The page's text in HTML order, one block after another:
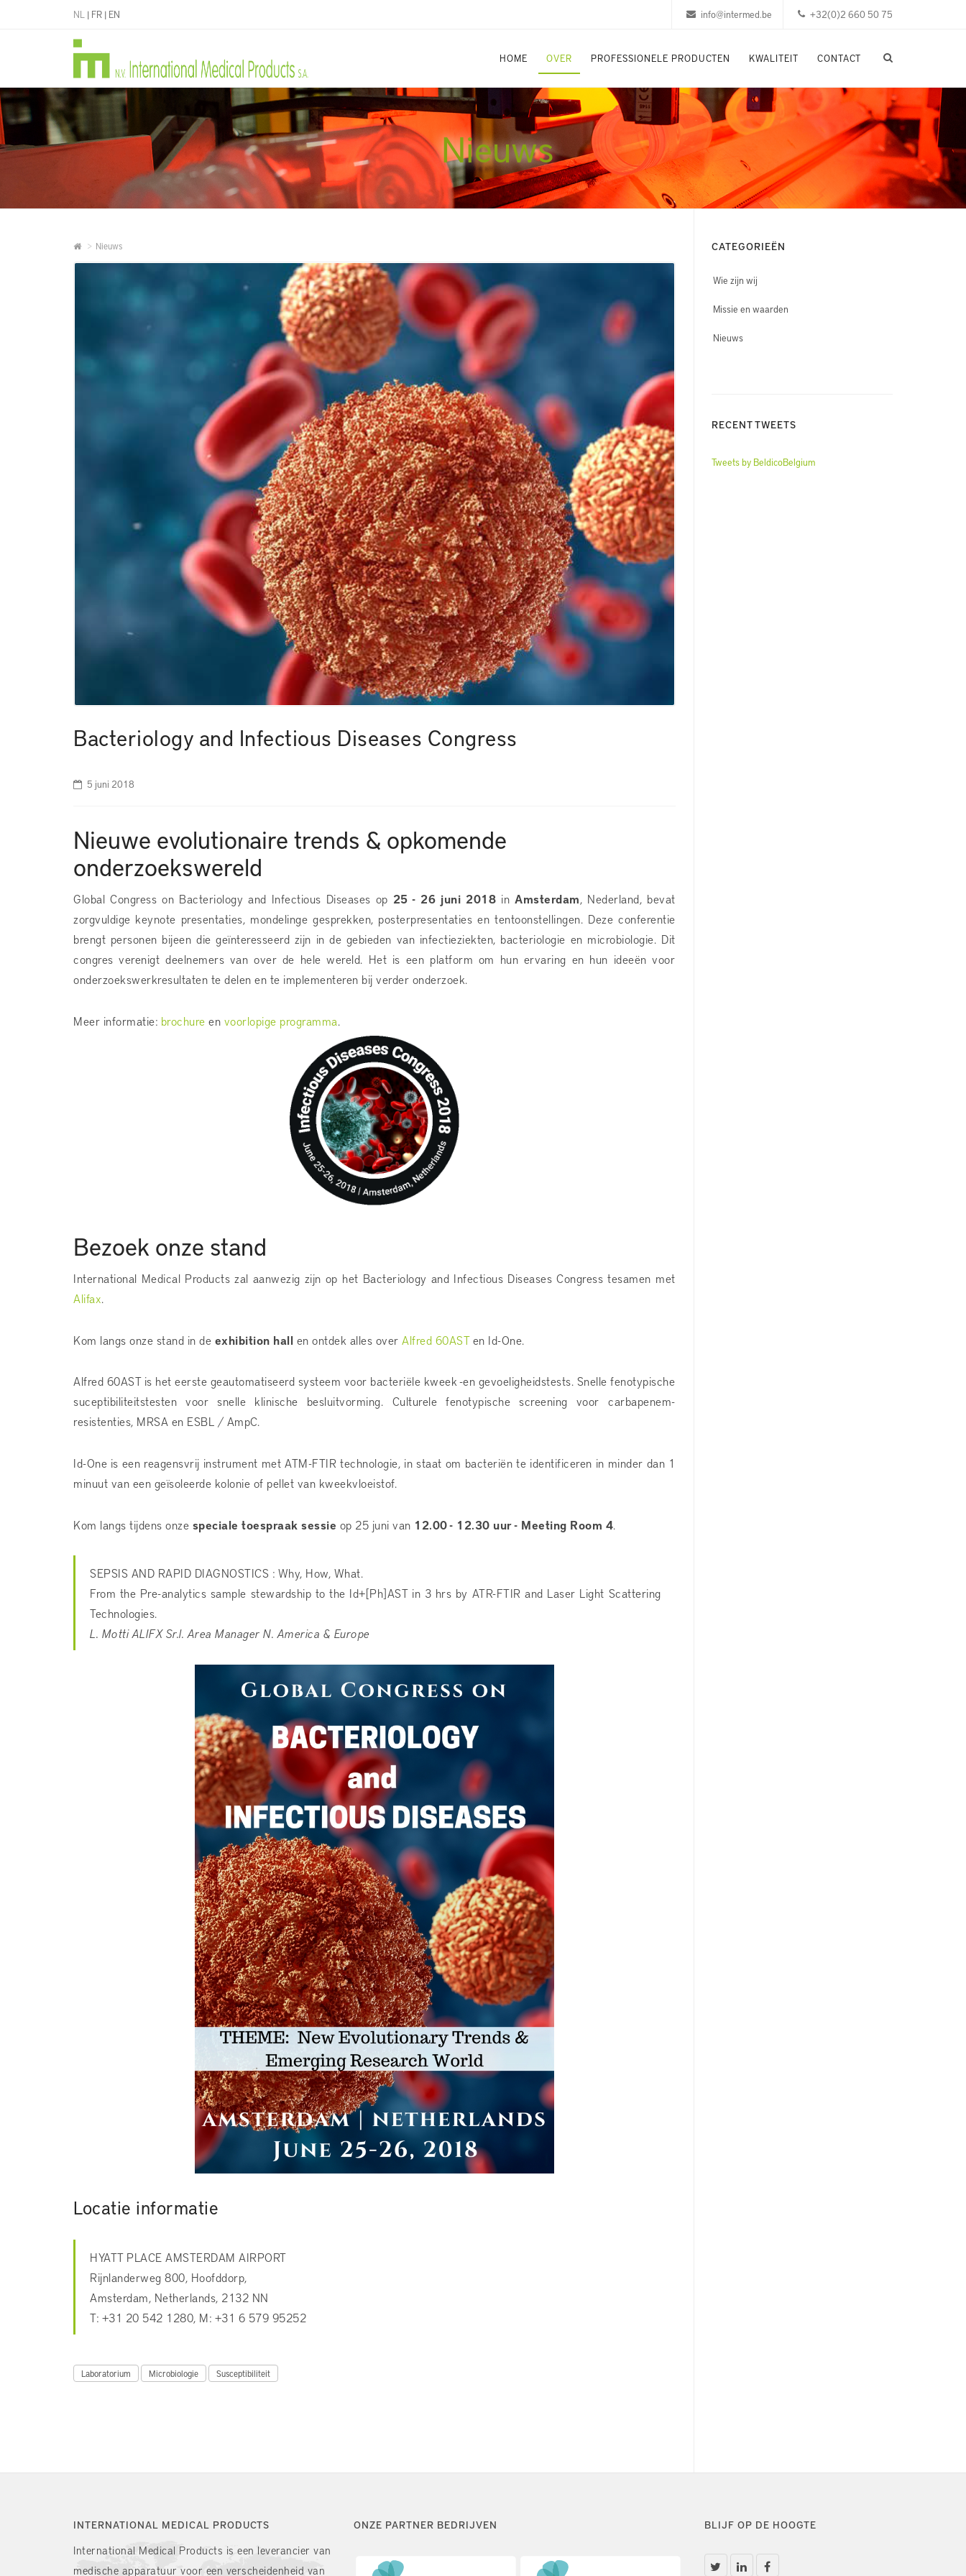
NL | FR | EN +32(0)2 660 50 75
info@intermed.be
HOME OVER PROFESSIONELE PRODUCTEN KWALITEIT CONTACT
Nieuws
Nieuws
Bacteriology and Infectious Diseases Congress
5 juni 2018
Nieuwe evolutionaire trends & opkomende
onderzoekswereld
Global Congress on Bacteriology and Infectious Diseases op 25 - 26 juni 2018 in Amsterdam, Nederland, bevat
zorgvuldige keynote presentaties, mondelinge gesprekken, posterpresentaties en tentoonstellingen. Deze conferentie
brengt personen bijeen die geïnteresseerd zijn in de gebieden van infectieziekten, bacteriologie en microbiologie. Dit
congres verenigt deelnemers van over de hele wereld. Het is een platform om hun ervaring en hun ideeën voor
onderzoekswerkresultaten te delen en te implementeren bij verder onderzoek.
Meer informatie: brochure en voorlopige programma.
Bezoek onze stand
International Medical Products zal aanwezig zijn op het Bacteriology and Infectious Diseases Congress tesamen met
Alifax.
Kom langs onze stand in de exhibition hall en ontdek alles over Alfred 60ASTen Id-One.
Alfred 60AST is het eerste geautomatiseerd systeem voor bacteriële kweek -en gevoeligheidstests. Snelle fenotypische
suceptibiliteitstesten voor snelle klinische besluitvorming. Culturele fenotypische screening voor carbapenem-
resistenties, MRSA en ESBL / AmpC.
Id-One is een reagensvrij instrument met ATM-FTIR technologie, in staat om bacteriën te identificeren in minder dan 1
minuut van een geïsoleerde kolonie of pellet van kweekvloeistof.
Kom langs tijdens onze speciale toespraak sessie op 25 juni van 12.00 - 12.30 uur - Meeting Room 4.
SEPSIS AND RAPID DIAGNOSTICS : Why, How, What.
From the Pre-analytics sample stewardship to the Id+[Ph]AST in 3 hrs by ATR-FTIR and Laser Light Scattering
Technologies.
L. Motti ALIFX Sr.l. Area Manager N. America & Europe
Locatie informatie
HYATT PLACE AMSTERDAM AIRPORT
Rijnlanderweg 800, Hoofddorp,
Amsterdam, Netherlands, 2132 NN
T: +31 20 542 1280, M: +31 6 579 95252
Laboratorium Microbiologie Susceptibiliteit
CATEGORIEËN
Wie zijn wij
Missie en waarden
Nieuws
RECENT TWEETS
Tweets by BeldicoBelgium
INTERNATIONAL MEDICAL PRODUCTS
International Medical Products is een leverancier van
medische apparatuur voor een verscheidenheid van
ONZE PARTNER BEDRIJVEN BLIJF OP DE HOOGTE